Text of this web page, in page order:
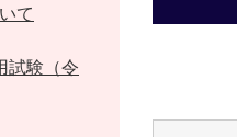
て
試験（令